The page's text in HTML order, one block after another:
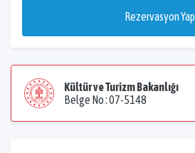
Rezervasyon Yap
Kültür ve Turizm Bakanlığı
Belge No : 07-5148